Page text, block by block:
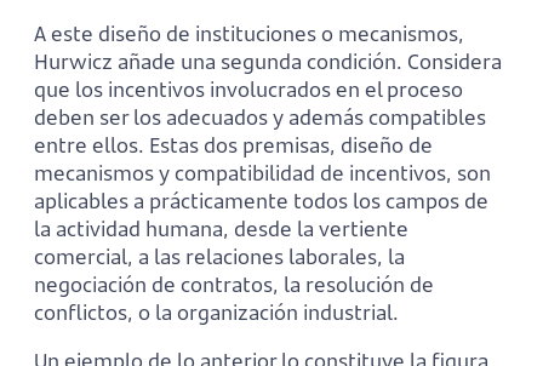
A este diseño de instituciones o mecanismos,
Hurwicz añade una segunda condición. Considera
que los incentivos involucrados en el proceso
deben ser los adecuados y además compatibles
entre ellos. Estas dos premisas, diseño de
mecanismos y compatibilidad de incentivos, son
aplicables a prácticamente todos los campos de
la actividad humana, desde la vertiente
comercial, a las relaciones laborales, la
negociación de contratos, la resolución de
conflictos, o la organización industrial.